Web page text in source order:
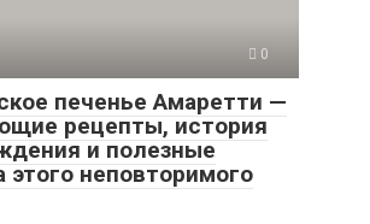
0
печенье Амаретти —
рецепты, история
и полезные
этого неповторимого